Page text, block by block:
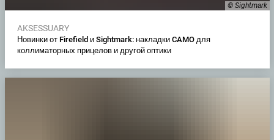
© Sightmark
AKSESSUARY
Новинки от Firefield и Sightmark: накладки CAMO для
коллиматорных прицелов и другой оптики